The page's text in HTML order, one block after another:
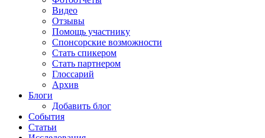
Видео
Отзывы
Помощь участнику
Спонсорские возможности
Стать спикером
Стать партнером
Глоссарий
Архив
Блоги
Добавить блог
События
Статьи